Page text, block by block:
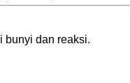
bunyi dan reaksi.